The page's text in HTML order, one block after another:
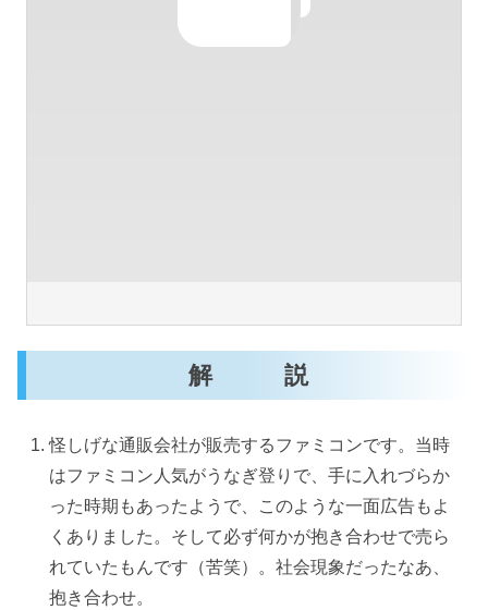
解 説
怪しげな通販会社が販売するファミコンです。当時
はファミコン人気がうなぎ登りで、手に入れづらか
った時期もあったようで、このような一面広告もよ
くありました。そして必ず何かが抱き合わせで売ら
れていたもんです（苦笑）。社会現象だったなあ、
抱き合わせ。